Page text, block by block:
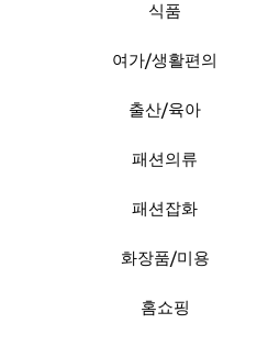
식품
여가/생활편의
출산/육아
패션의류
패션잡화
화장품/미용
홈쇼핑